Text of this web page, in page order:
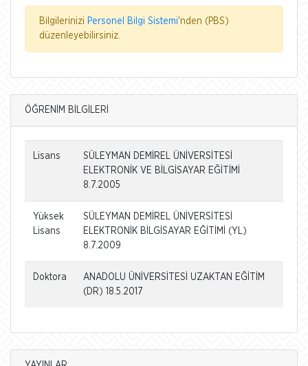
Bilgilerinizi Personel Bilgi Sistemi'nden (PBS)
düzenleyebilirsiniz.
ÖĞRENİM BİLGİLERİ
Lisans
SÜLEYMAN DEMİREL ÜNİVERSİTESİ
ELEKTRONİK VE BİLGİSAYAR EĞİTİMİ
8.7.2005
Yüksek
Lisans
SÜLEYMAN DEMİREL ÜNİVERSİTESİ
ELEKTRONİK BİLGİSAYAR EĞİTİMİ (YL)
8.7.2009
Doktora
ANADOLU ÜNİVERSİTESİ UZAKTAN EĞİTİM
(DR) 18.5.2017